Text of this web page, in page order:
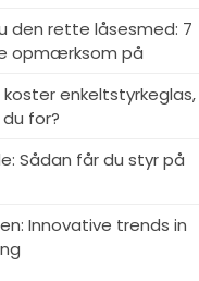
den rette låsesmed: 7
opmærksom på
koster enkeltstyrkeglas,
for?
Sådan får du styr på
Innovative trends in